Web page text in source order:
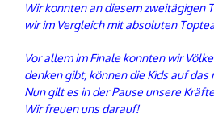
Wir konnten an diesem zweitägigen
wir im Vergleich mit absoluten
Vor allem im Finale konnten wir
denken gibt, können die Kids auf
Nun gilt es in der Pause unsere
Wir freuen uns darauf!